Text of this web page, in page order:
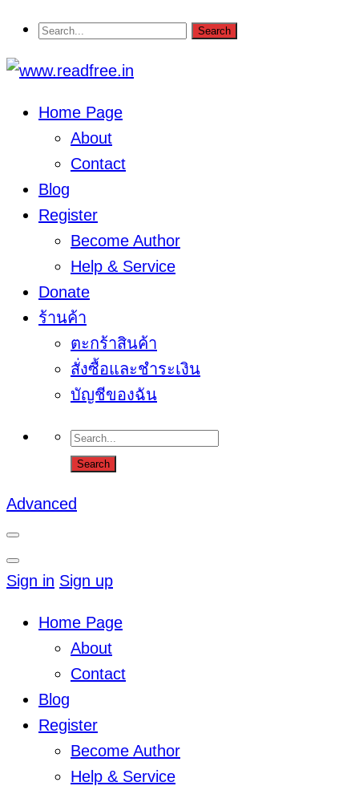
Home Page
About
Contact
Blog
Register
Become Author
Help & Service
Donate
ร้านค้า
ตะกร้าสินค้า
สั่งซื้อและชำระเงิน
บัญชีของฉัน
Advanced
Sign in Sign up
Home Page
About
Contact
Blog
Register
Become Author
Help & Service